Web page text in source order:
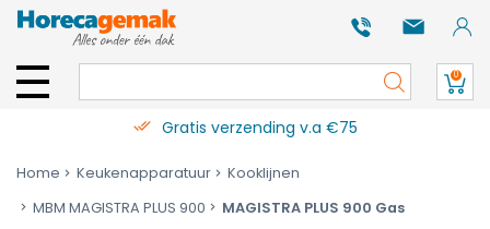
0
Gratis verzending v.a €75
Home Keukenapparatuur
Kooklijnen
MBM MAGISTRA PLUS 900
MAGISTRA PLUS 900 Gas